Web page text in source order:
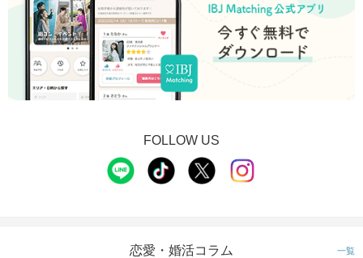
FOLLOW US
恋愛・婚活コラム 一覧